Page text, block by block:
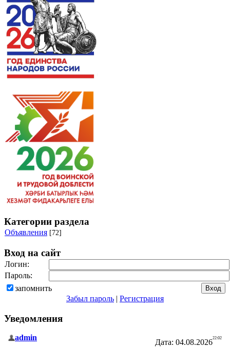
Категории раздела
Объявления [72]
Вход на сайт
Логин:
Пароль:
запомнить
Забыл пароль | Регистрация
Уведомления